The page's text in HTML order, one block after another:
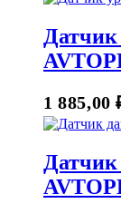
Датчик
1 885,00